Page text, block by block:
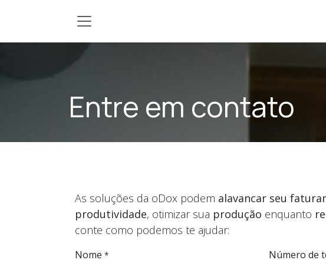
Entre em contato
As soluções da oDox podem alavancar seu
produtividade, otimizar sua produção enquanto
conte como podemos te ajudar:
Nome * Número de